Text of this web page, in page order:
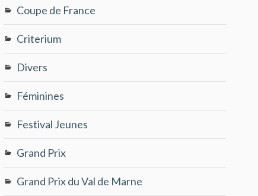
Coupe de France
Criterium
Divers
Féminines
Festival Jeunes
Grand Prix
Grand Prix du Val de Marne